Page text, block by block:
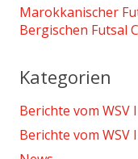
Marokkanischer
Bergischen Futsal
Kategorien
Berichte vom WSV I
Berichte vom WSV